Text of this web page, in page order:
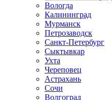
Вологда
Калининград
Мурманск
Петрозаводск
Санкт-Петербург
Сыктывкар
Ухта
Череповец
Астрахань
Сочи
Волгоград